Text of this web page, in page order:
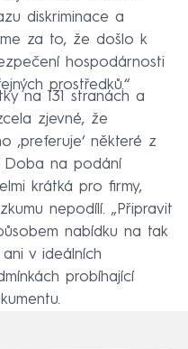
diskriminace a
za to, že došlo k
hospodárnosti
prostředků.“
na 131 stranách a
zjevné, že
‚preferuje‘ některé z
Doba na podání
krátká pro firmy,
nepodílí. „Připravit
nabídku na tak
v ideálních
probíhající